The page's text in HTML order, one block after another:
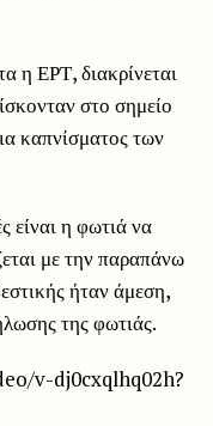
η ΕΡΤ, διακρίνεται
στο σημείο
καπνίσματος των
είναι η φωτιά να
με την παραπάνω
ήταν άμεση,
της φωτιάς.
v-dj0cxqlhq02h?